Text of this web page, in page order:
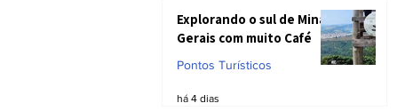
Explorando o sul de Minas
Gerais com muito Café
Pontos Turísticos
há 4 dias